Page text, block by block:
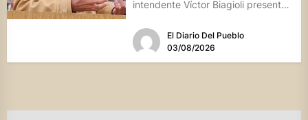
intendente Víctor Biagioli presentó
El Diario Del Pueblo
03/08/2026